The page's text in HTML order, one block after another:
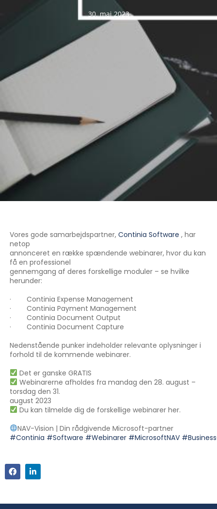
30. maj 2023
Vores gode samarbejdspartner, Continia Software , har
netop
annonceret en række spændende webinarer, hvor du kan
få en professionel
gennemgang af deres forskellige moduler – se hvilke
herunder:
· Continia Expense Management
· Continia Payment Management
· Continia Document Output
· Continia Document Capture
Nedenstående punker indeholder relevante oplysninger i
forhold til de kommende webinarer.
Det er ganske GRATIS
Webinarerne afholdes fra mandag den 28. august –
torsdag den 31.
august 2023
Du kan tilmelde dig de forskellige webinarer her.
NAV-Vision | Din rådgivende Microsoft-partner
#Continia #Software #Webinarer #MicrosoftNAV